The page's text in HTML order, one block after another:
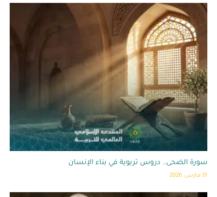
سورة الضحى.. دروس تربوية في بناء الإنسان
31 مارس، 2026